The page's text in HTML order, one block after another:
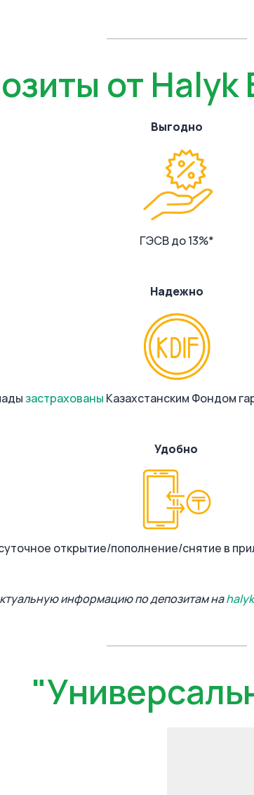
от Halyk
Выгодно
ГЭСВ до 13%*
Надежно
застрахованы Казахстанским Фондом
Удобно
открытие/пополнение/снятие в
информацию по депозитам на